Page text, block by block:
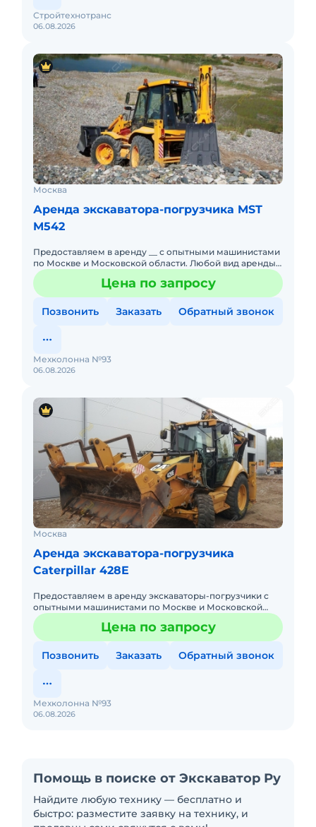
06.08.2026
Стройтехнотранс
Москва
Аренда экскаватора-погрузчика MST
M542
Предоставляем в аренду __ с опытными машинистами
по Москве и Московской области. Любой вид аренды.
Долгосрочный, краткосрочный (почасовой,
посменный). При долгоЦена по запросу
Позвонить Заказать Обратный звонок
06.08.2026
Мехколонна №93
Москва
Аренда экскаватора-погрузчика
Caterpillar 428E
Предоставляем в аренду экскаваторы-погрузчики с
опытными машинистами по Москве и Московской
области. Любой вид аренды. Долгосрочный,
краткосрочный (почасовой, п
Цена по запросу
Позвонить Заказать Обратный звонок
06.08.2026
Мехколонна №93
Помощь в поиске от Экскаватор Ру
Найдите любую технику — бесплатно и
быстро: разместите заявку на технику, и